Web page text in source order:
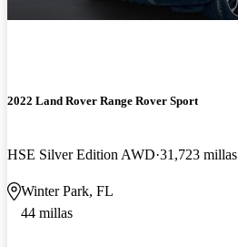
2022 Land Rover Range Rover Sport
HSE Silver Edition AWD 31,723 millas
Winter Park, FL
44 millas